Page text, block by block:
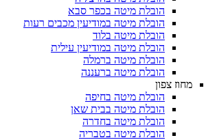
הובלת מיטה בכפר סבא
הובלת מיטה במודיעין מכבים רעות
הובלת מיטה בלוד
הובלת מיטה במודיעין עילית
הובלת מיטה ברמלה
הובלת מיטה ברעננה
מחוז צפון
הובלת מיטה בחיפה
הובלת מיטה בבית שאן
הובלת מיטה בחדרה
הובלת מיטה בטבריה